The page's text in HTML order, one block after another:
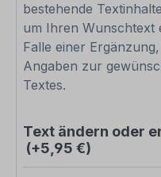
bestehende
um Ihren Wunschtext
Falle einer
Angaben zur
Textes.
Text ändern oder
(+5,95 €)